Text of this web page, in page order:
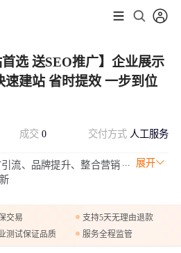
广】企业展示
速建站 省时提效 一步到位
成交0 交付方式 人工服务
展开
流、品牌提升、整合营销
交易
支持5天无理由退款
测试保证品质
服务全程监管